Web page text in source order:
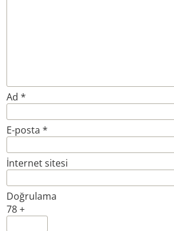
Ad *
E-posta *
İnternet sitesi
Doğrulama
78 +